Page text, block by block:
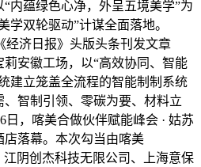
内蕴绿色心净，外呈五境美学”为
学双轮驱动”计谋全面落地。
经济日报》头版头条刊发文章
莉安徽工场，以“高效协同、智能
建立笼盖全流程的智能制制系统
智制引领、零碳为要、材料立
日，喀美合做伙伴赋能峰会 · 姑苏
落幕。本次勾当由喀美
江阴创杰科技无限公司、上海意保